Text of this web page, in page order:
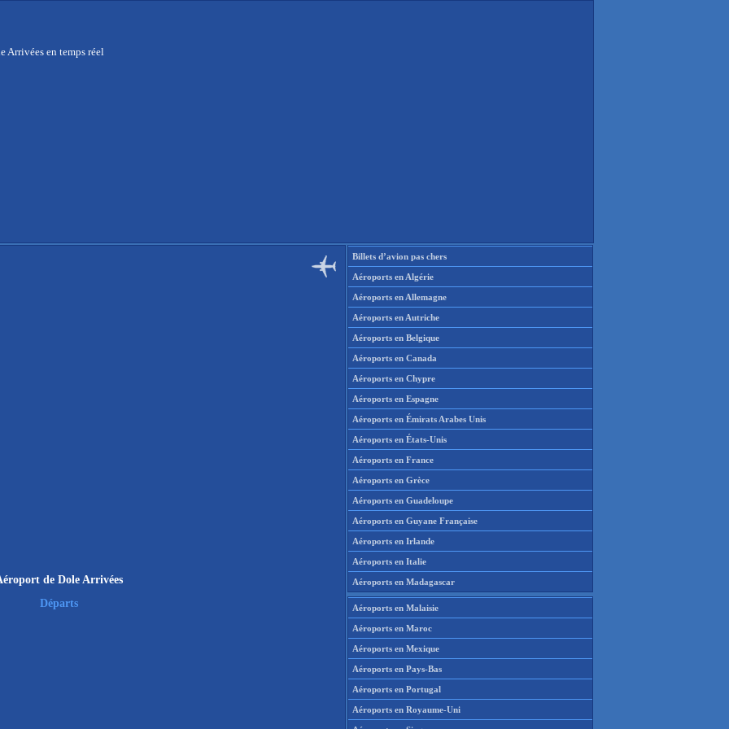
Arrivées en temps réel
de Dole Arrivées
Départs
Billets d’avion pas chers
Aéroports en Algérie
Aéroports en Allemagne
Aéroports en Autriche
Aéroports en Belgique
Aéroports en Canada
Aéroports en Chypre
Aéroports en Espagne
Aéroports en Émirats Arabes Unis
Aéroports en États-Unis
Aéroports en France
Aéroports en Grèce
Aéroports en Guadeloupe
Aéroports en Guyane Française
Aéroports en Irlande
Aéroports en Italie
Aéroports en Madagascar
Aéroports en Malaisie
Aéroports en Maroc
Aéroports en Mexique
Aéroports en Pays-Bas
Aéroports en Portugal
Aéroports en Royaume-Uni